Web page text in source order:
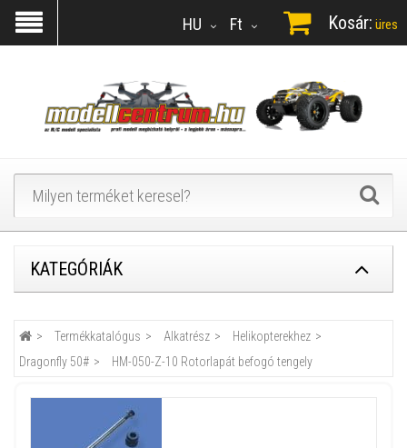
Ft
HU Kosár: üres
KATEGÓRIÁK
Termékkatalógus Alkatrész
Helikopterekhez
Dragonfly 50#
HM-050-Z-10 Rotorlapát befogó tengely